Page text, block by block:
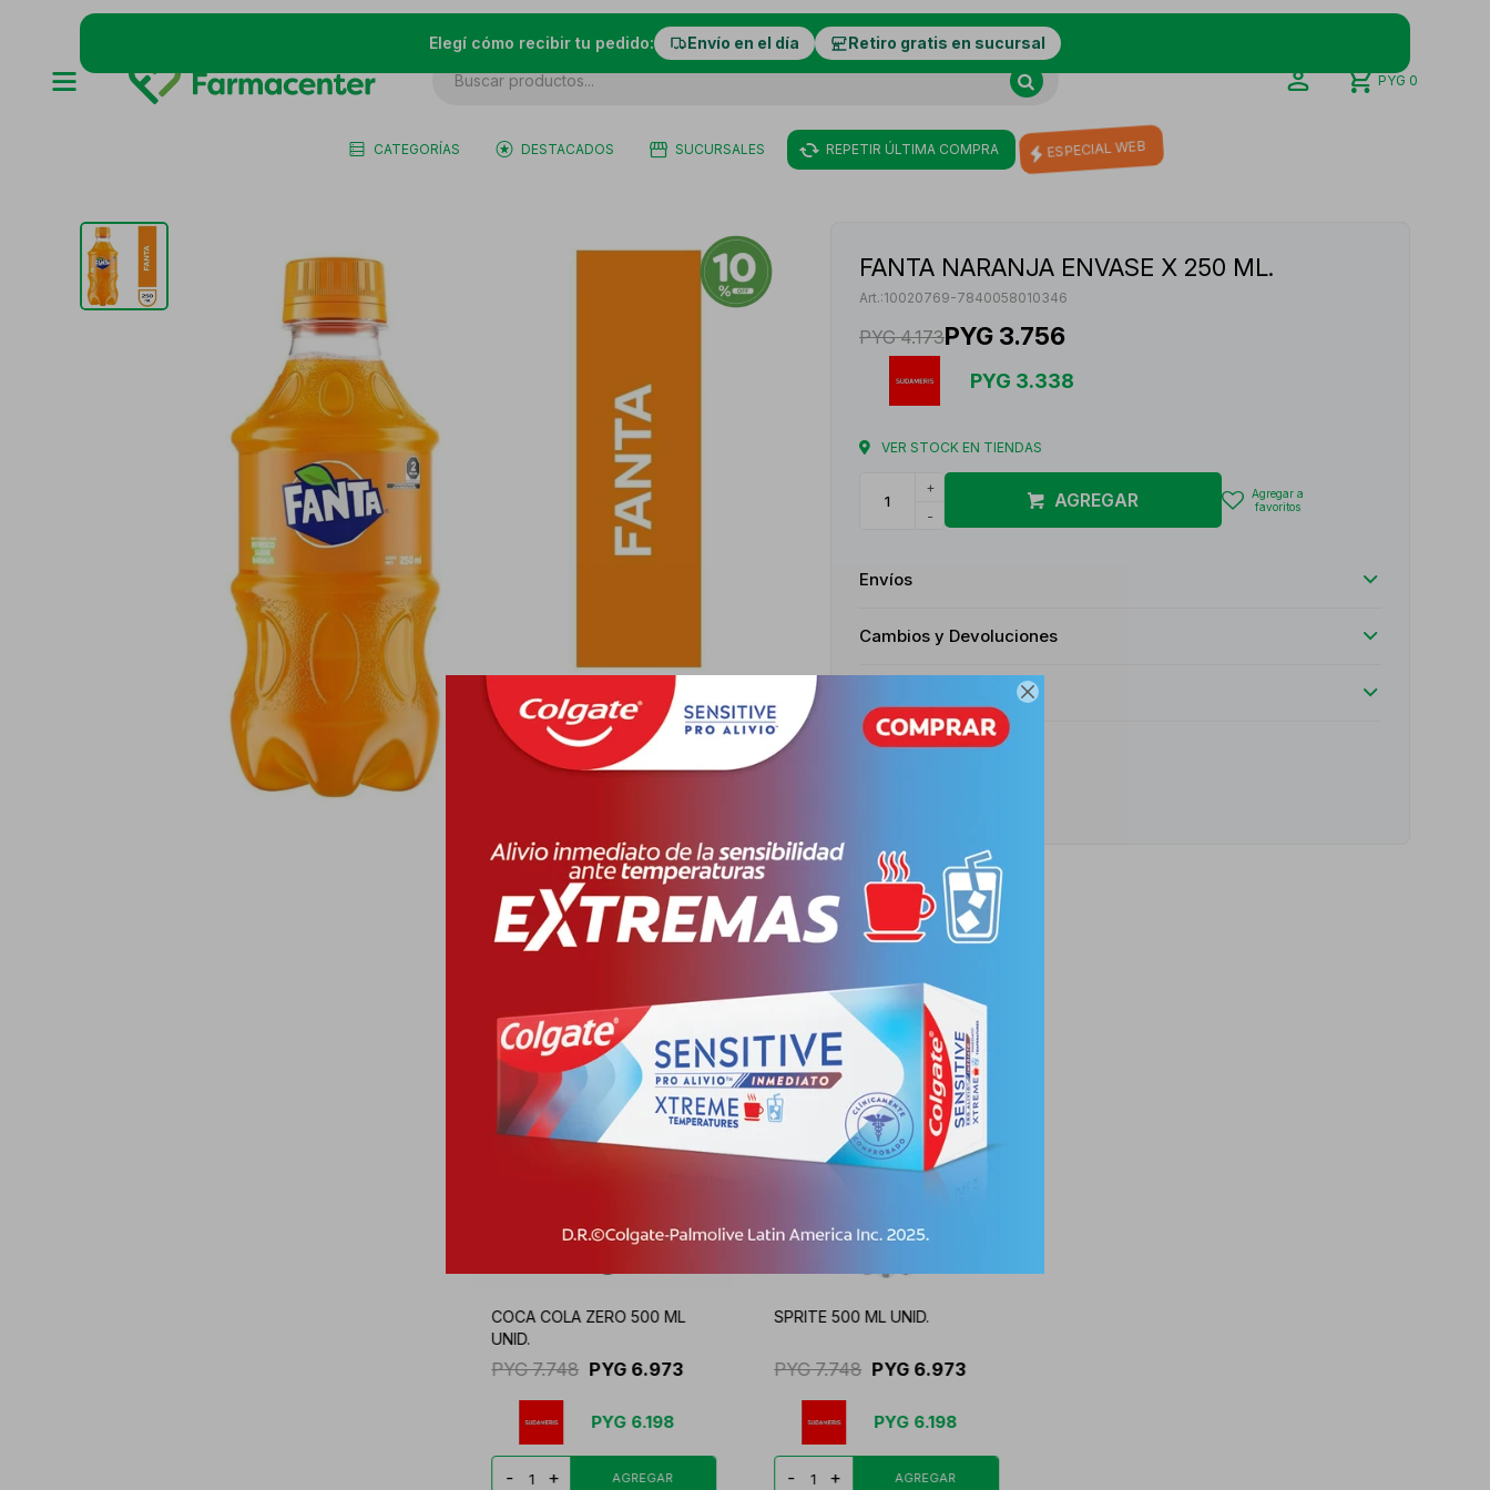

Elegí cómo recibir tu pedido: Envío en el día Retiro gratis en sucursal
CATEGORÍAS DESTACADOS SUCURSALES REPETIR ÚLTIMA COMPRA ESPECIAL WEB
PYG 0
FANTA NARANJA ENVASE X 250 ML.
10020769-7840058010346
PYG 4.173PYG 3.756
PYG 3.338
VER STOCK EN TIENDAS
+
-
AGREGAR
Envíos
Cambios y Devoluciones
Características
COCA COLA ZERO 500 ML
UNID.
PYG 7.748 PYG 6.973
PYG 6.198
- +
SPRITE 500 ML UNID.
PYG 7.748 PYG 6.973
PYG 6.198
- +